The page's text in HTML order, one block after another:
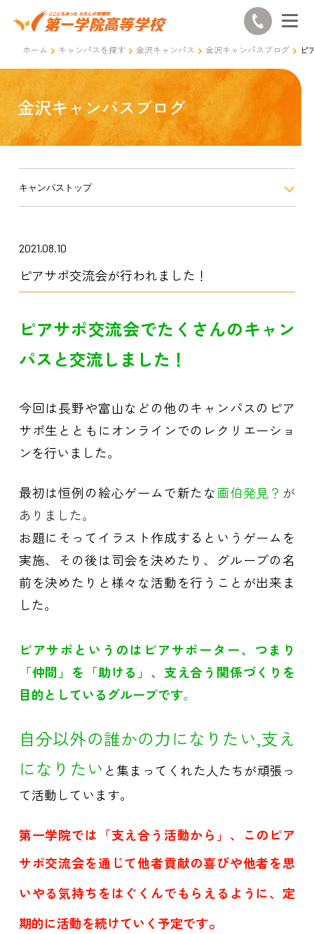
ホーム キャンパスを探す 金沢キャンパス 金沢キャンパスブログ ピ
金沢キャンパスブログ
キャンパストップ
2021.08.10
ピアサポ交流会が行われました！
ピアサポ交流会でたくさんのキャン
パスと交流しました！
今回は長野や富山などの他のキャンパスのピア
サポ生とともにオンラインでのレクリエーショ
ンを行いました。
最初は恒例の絵心ゲームで新たな画伯発見？ が
ありました。
お題にそってイラスト作成するというゲームを
実施、その後は司会を決めたり、グループの名
前を決めたりと様々な活動を行うことが出来ま
した。
ピアサポというのはピアサポーター、つまり
「仲間」を「助ける」、支え合う関係づくりを
目的としているグループです。
自分以外の誰かの力になりたい,支え
になりたい と集まってくれた人たちが頑張っ
て活動しています。
第一学院では「支え合う活動から」、このピア
サポ交流会を通じて他者貢献の喜びや他者を思
いやる気持ちをはぐくんでもらえるように、定
期的に活動を続けていく予定です。